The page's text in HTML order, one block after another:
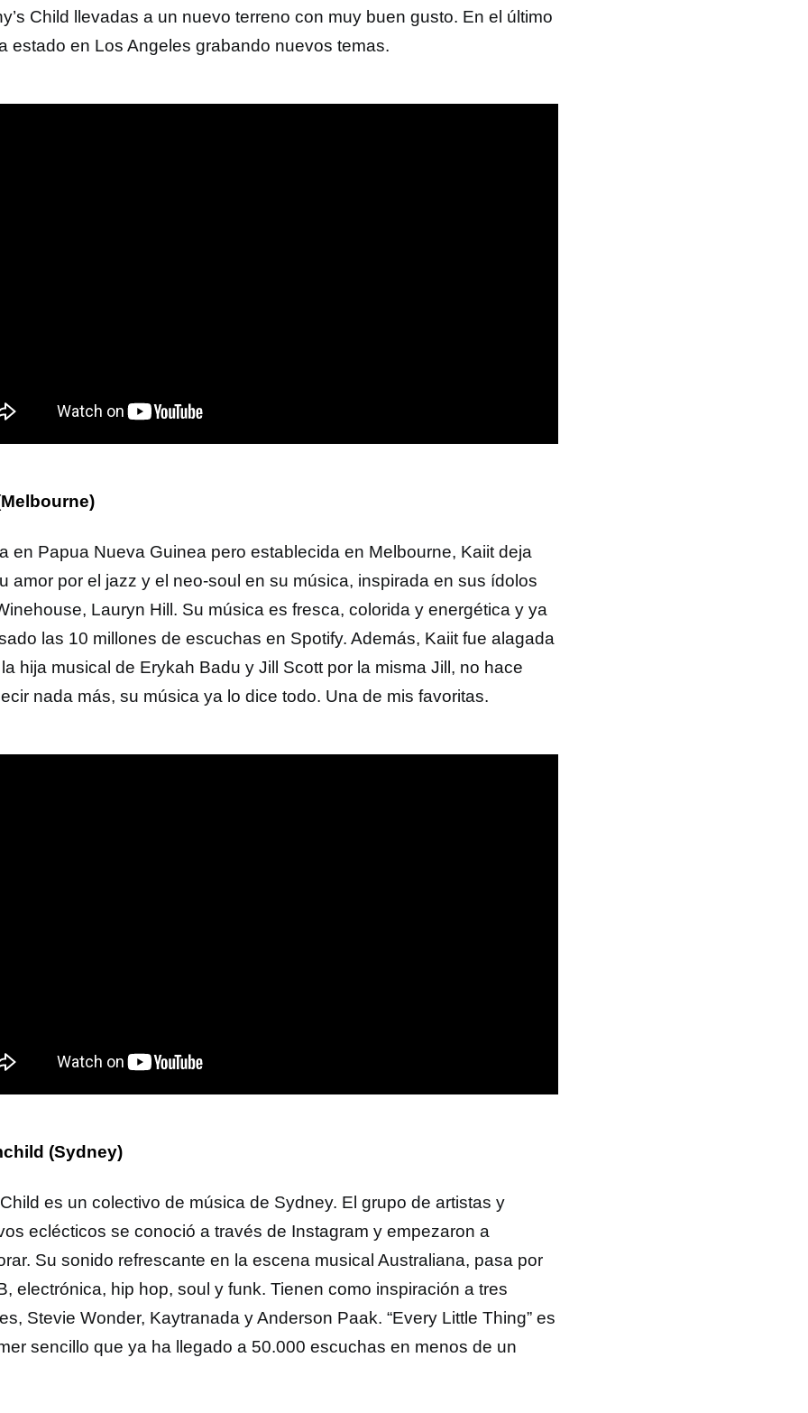
Child llevadas a un nuevo terreno con muy buen gusto. En el último
estado en Los Angeles grabando nuevos temas.
en Papua Nueva Guinea pero establecida en Melbourne, Kaiit deja
amor por el jazz y el neo-soul en su música, inspirada en sus ídolos
Lauryn Hill. Su música es fresca, colorida y energética y ya
las 10 millones de escuchas en Spotify. Además, Kaiit fue alagada
hija musical de Erykah Badu y Jill Scott por la misma Jill, no hace
nada más, su música ya lo dice todo. Una de mis favoritas.
(Sydney)
es un colectivo de música de Sydney. El grupo de artistas y
eclécticos se conoció a través de Instagram y empezaron a
Su sonido refrescante en la escena musical Australiana, pasa por
electrónica, hip hop, soul y funk. Tienen como inspiración a tres
Stevie Wonder, Kaytranada y Anderson Paak. “Every Little Thing” es
sencillo que ya ha llegado a 50.000 escuchas en menos de un